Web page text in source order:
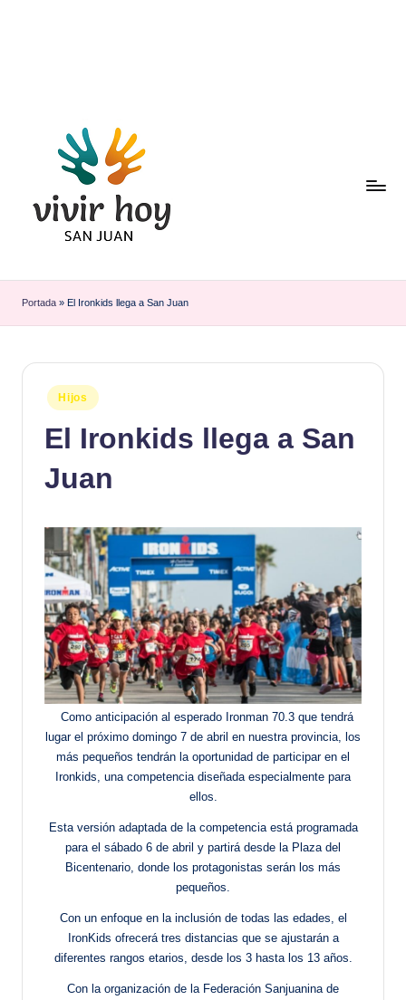
Saltar
contenido
Portada » El Ironkids llega a San Juan
Publicado
en
Hijos
El Ironkids llega a San
Juan
Como anticipación al esperado Ironman 70.3 que tendrá
lugar el próximo domingo 7 de abril en nuestra provincia, los
más pequeños tendrán la oportunidad de participar en el
Ironkids, una competencia diseñada especialmente para
ellos.
Esta versión adaptada de la competencia está programada
para el sábado 6 de abril y partirá desde la Plaza del
Bicentenario, donde los protagonistas serán los más
pequeños.
Con un enfoque en la inclusión de todas las edades, el
IronKids ofrecerá tres distancias que se ajustarán a
diferentes rangos etarios, desde los 3 hasta los 13 años.
Con la organización de la Federación Sanjuanina de